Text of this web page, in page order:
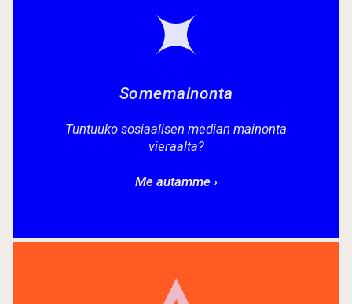
Somemainonta
Tuntuuko sosiaalisen median mainonta
vieraalta?
Me autamme ›